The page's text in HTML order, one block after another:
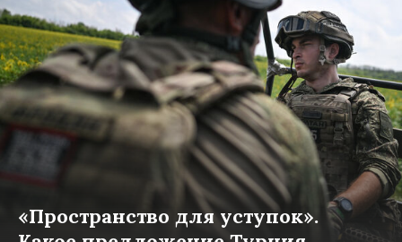
«Пространство для уступок».